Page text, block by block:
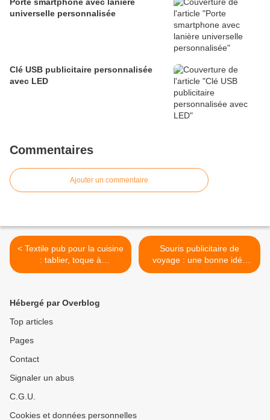
universelle personnalisée
Clé USB publicitaire personnalisée
avec LED
Commentaires
Ajouter un commentaire
< Textile pub pour la cuisine
: tablier, toque à
personnaliser
Souris publicitaire de
voyage : une bonne idée
d'objet pub ! >
Hébergé par Overblog
Top articles
Pages
Contact
Signaler un abus
C.G.U.
Cookies et données personnelles